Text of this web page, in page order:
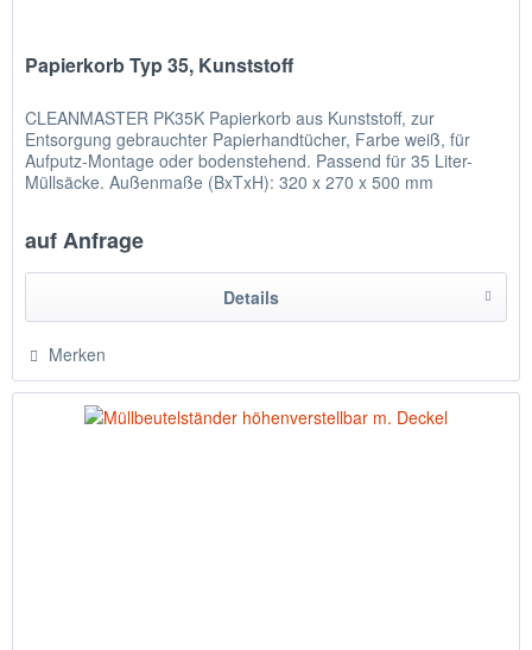
Papierkorb Typ 35, Kunststoff
CLEANMASTER PK35K Papierkorb aus Kunststoff, zur
Entsorgung gebrauchter Papierhandtücher, Farbe weiß, für
Aufputz-Montage oder bodenstehend. Passend für 35 Liter-
Müllsäcke. Außenmaße (BxTxH): 320 x 270 x 500 mm
auf Anfrage
Details
Merken